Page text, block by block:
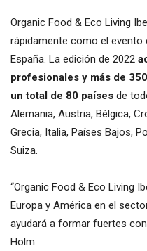
Organic Food & Eco Living
rápidamente como el
España. La edición de 2022
profesionales y más de
un total de 80 países de
Alemania, Austria, Bélgica,
Grecia, Italia, Países Bajos,
Suiza.
“Organic Food & Eco Living
Europa y América en el
ayudará a formar fuertes
Holm.